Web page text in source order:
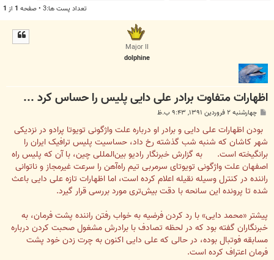
تعداد پست ها:3 • صفحه 1 از 1
Major II
dolphine
اظهارات متفاوت برادر علی دایی پلیس را حساس کرد ...
س
ت
چهارشنبه ۲ فروردین ۱۳۹۱, ۹:۴۳ ب.ظ
بودن اظهارات علی دایی و برادر او درباره علت واژگونی تویوتا پرادو در نزدیکی
شهر کاشان که شنبه شب گذشته رخ داد، حساسیت پلیس ترافیک ایران را
برانگیخته است.
به گزارش خبرنگار رادیو بین‌المللی چین، با آن که پلیس راه
اصفهان علت واژگونی تویوتای سرمربی تیم راه‌آهن را سرعت غیرمجاز و ناتوانی
راننده در کنترل وسیله نقیله اعلام کرده است، اما اظهارات تازه علی دایی باعث
شده تا پرونده این سانحه با دقت بیش‌تری مورد بررسی قرار گیرد.
پیشتر «محمد دایی» با رد کردن فرضیه به خواب رفتن راننده پشت فرمان، به
خبرنگاران گفته بود که در لحظه تصادف با برادرش مشغول صحبت کردن درباره
مسابقه فوتبال بوده، در حالی که علی دایی اکنون به چرت زدن خود پشت
فرمان اعتراف کرده است.